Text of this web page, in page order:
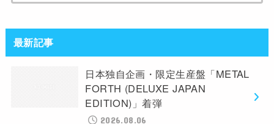
最新記事
日本独自企画・限定生産盤「METAL
FORTH (DELUXE JAPAN
EDITION)」着弾
2026.08.06